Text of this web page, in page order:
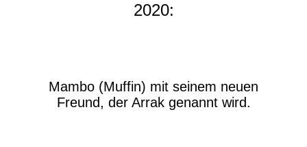
2020:
Mambo (Muffin) mit seinem neuen
Freund, der Arrak genannt wird.